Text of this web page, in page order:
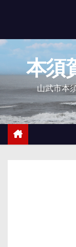
ン
へ
キ
ッ
本須
山武市本